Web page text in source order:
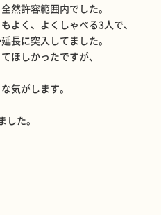
然許容範囲内でした。
よく、よくしゃべる3人で、
長に突入してました。
ほしかったですが、
気がします。
た。